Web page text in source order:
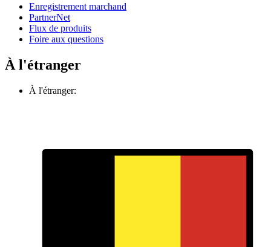
Enregistrement marchand
PartnerNet
Flux de produits
Foire aux questions
À l'étranger
À l'étranger: